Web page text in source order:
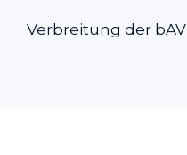
Verbreitung der bAV